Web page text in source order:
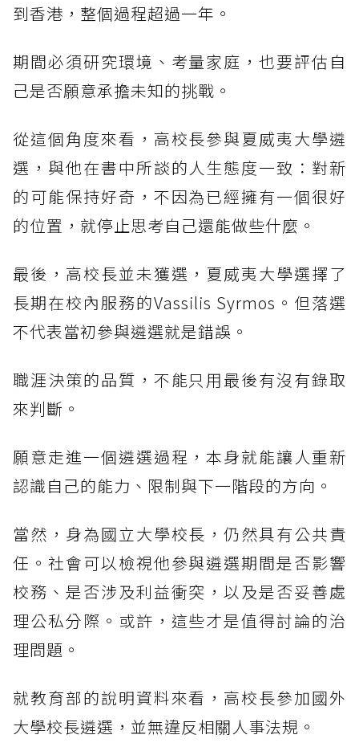
到香港，整個過程超過一年。
期間必須研究環境、考量家庭，也要評估自
己是否願意承擔未知的挑戰。
從這個角度來看，高校長參與夏威夷大學遴
選，與他在書中所談的人生態度一致：對新
的可能保持好奇，不因為已經擁有一個很好
的位置，就停止思考自己還能做些什麼。
最後，高校長並未獲選，夏威夷大學選擇了
長期在校內服務的Vassilis Syrmos。但落選
不代表當初參與遴選就是錯誤。
職涯決策的品質，不能只用最後有沒有錄取
來判斷。
願意走進一個遴選過程，本身就能讓人重新
認識自己的能力、限制與下一階段的方向。
當然，身為國立大學校長，仍然具有公共責
任。社會可以檢視他參與遴選期間是否影響
校務、是否涉及利益衝突，以及是否妥善處
理公私分際。或許，這些才是值得討論的治
理問題。
就教育部的說明資料來看，高校長參加國外
大學校長遴選，並無違反相關人事法規。